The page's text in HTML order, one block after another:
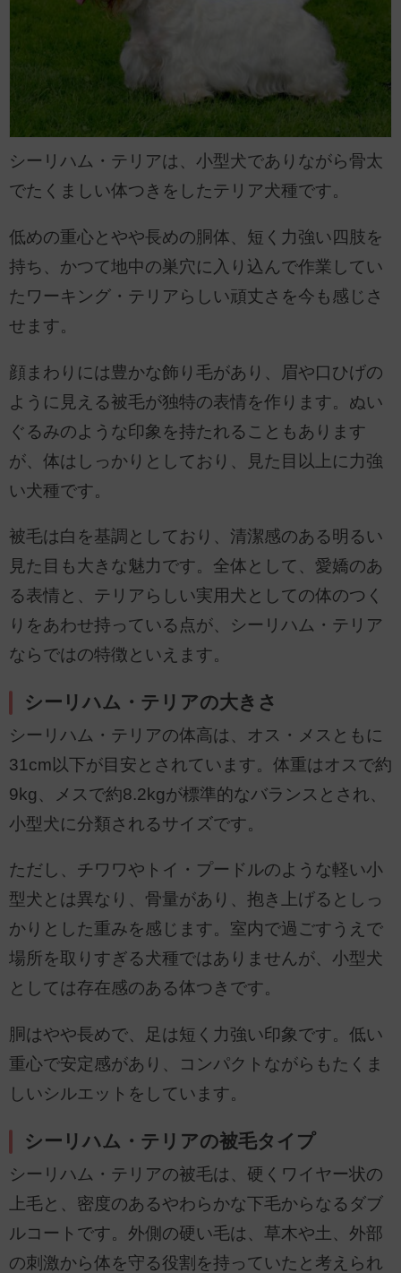
シーリハム・テリアは、小型犬でありながら骨太
でたくましい体つきをしたテリア犬種です。
低めの重心とやや長めの胴体、短く力強い四肢を
持ち、かつて地中の巣穴に入り込んで作業してい
たワーキング・テリアらしい頑丈さを今も感じさ
せます。
顔まわりには豊かな飾り毛があり、眉や口ひげの
ように見える被毛が独特の表情を作ります。ぬい
ぐるみのような印象を持たれることもあります
が、体はしっかりとしており、見た目以上に力強
い犬種です。
被毛は白を基調としており、清潔感のある明るい
見た目も大きな魅力です。全体として、愛嬌のあ
る表情と、テリアらしい実用犬としての体のつく
りをあわせ持っている点が、シーリハム・テリア
ならではの特徴といえます。
シーリハム・テリアの大きさ
シーリハム・テリアの体高は、オス・メスともに
31cm以下が目安とされています。体重はオスで約
9kg、メスで約8.2kgが標準的なバランスとされ、
小型犬に分類されるサイズです。
ただし、チワワやトイ・プードルのような軽い小
型犬とは異なり、骨量があり、抱き上げるとしっ
かりとした重みを感じます。室内で過ごすうえで
場所を取りすぎる犬種ではありませんが、小型犬
としては存在感のある体つきです。
胴はやや長めで、足は短く力強い印象です。低い
重心で安定感があり、コンパクトながらもたくま
しいシルエットをしています。
シーリハム・テリアの被毛タイプ
シーリハム・テリアの被毛は、硬くワイヤー状の
上毛と、密度のあるやわらかな下毛からなるダブ
ルコートです。外側の硬い毛は、草木や土、外部
の刺激から体を守る役割を持っていたと考えられ